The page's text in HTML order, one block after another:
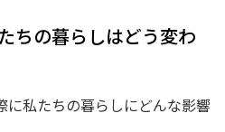
ちの暮らしはどう変わ
に私たちの暮らしにどんな影響